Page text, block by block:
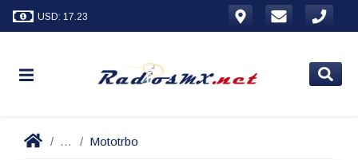
USD: 17.23
... Mototrbo